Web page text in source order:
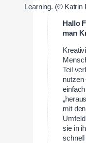
Learning. (© Katrin
Hallo
man
Teil
nutzen
mit
sie in